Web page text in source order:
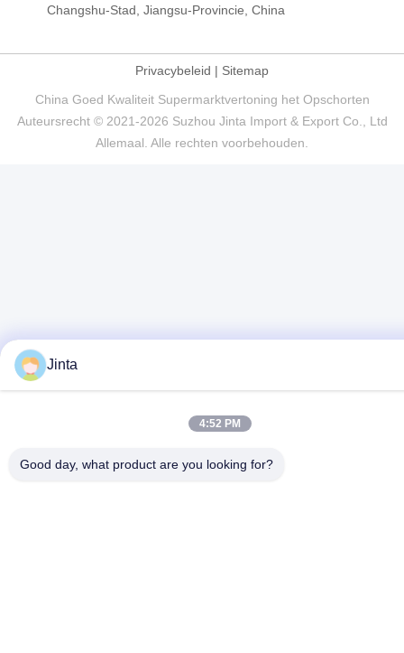
Changshu-Stad, Jiangsu-Provincie, China
Privacybeleid | Sitemap
China Goed Kwaliteit Supermarktvertoning het Opschorten
Auteursrecht © 2021-2026 Suzhou Jinta Import & Export Co., Ltd
Allemaal. Alle rechten voorbehouden.
Jinta
4:52 PM
Good day, what product are you looking for?